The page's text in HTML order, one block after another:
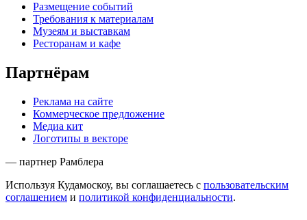
Размещение событий
Требования к материалам
Музеям и выставкам
Ресторанам и кафе
Партнёрам
Реклама на сайте
Коммерческое предложение
Медиа кит
Логотипы в векторе
— партнер Рамблера
Используя Кудамоскоу, вы соглашаетесь с пользовательским
соглашением и политикой конфиденциальности.